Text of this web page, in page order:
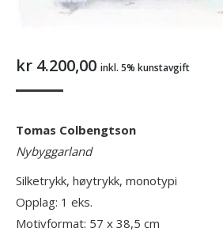
kr 4.200,00 inkl. 5% kunstavgift
Tomas Colbengtson
Nybyggarland
Silketrykk, høytrykk, monotypi
Opplag: 1 eks.
Motivformat: 57 x 38,5 cm